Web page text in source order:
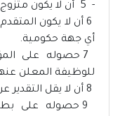
- 5 أن لا يكون متزوج من غير سعودية.
6 أن لا يكون
أي جهة حكومية.
7 حصوله على
للوظيفة المعلن
9 حصوله على